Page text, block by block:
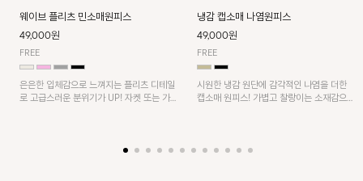
웨이브 플리츠 민소매원피스
49,000원
FREE
은은한 입체감으로 느껴지는 플리츠 디테일
로 고급스러운 분위기가 UP! 자켓 또는 가디
냉감 캡소매 나염원피스
49,000원
FREE
시원한 냉감 원단에 감각적인 나염을 더한
캡소매 원피스! 가볍고 찰랑이는 소재감으로